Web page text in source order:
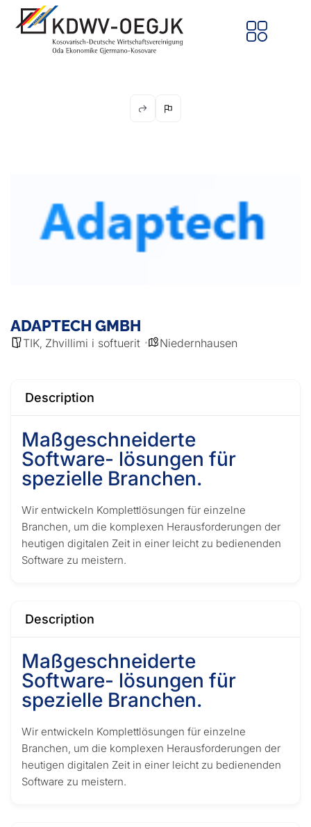
ADAPTECH GMBH
TIK, Zhvillimi i softuerit Niedernhausen
Description
Maßgeschneiderte
Software- lösungen für
spezielle Branchen.
Wir entwickeln Komplettlösungen für einzelne
Branchen, um die komplexen Herausforderungen der
heutigen digitalen Zeit in einer leicht zu bedienenden
Software zu meistern.
Description
Maßgeschneiderte
Software- lösungen für
spezielle Branchen.
Wir entwickeln Komplettlösungen für einzelne
Branchen, um die komplexen Herausforderungen der
heutigen digitalen Zeit in einer leicht zu bedienenden
Software zu meistern.